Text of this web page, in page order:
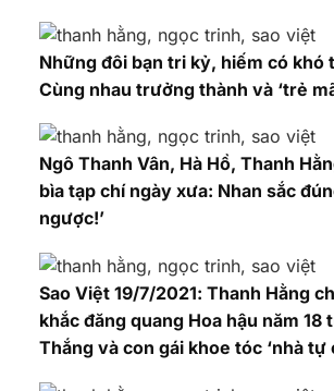
Những đôi bạn tri kỷ, hiếm có khó
Cùng nhau trưởng thành và ‘trẻ
Ngô Thanh Vân, Hà Hồ, Thanh
bìa tạp chí ngày xưa: Nhan sắc
ngược!’
Sao Việt 19/7/2021: Thanh Hằng
khắc đăng quang Hoa hậu năm 18
Thắng và con gái khoe tóc ‘nhà tự